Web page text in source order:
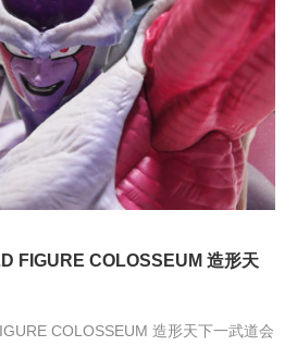
FIGURE COLOSSEUM 造形天
COLOSSEUM 造形天下一武道会